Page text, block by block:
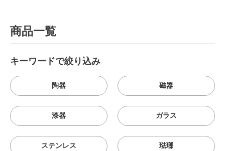
商品一覧
キーワードで絞り込み
陶器 磁器
漆器 ガラス
ステンレス 琺瑯